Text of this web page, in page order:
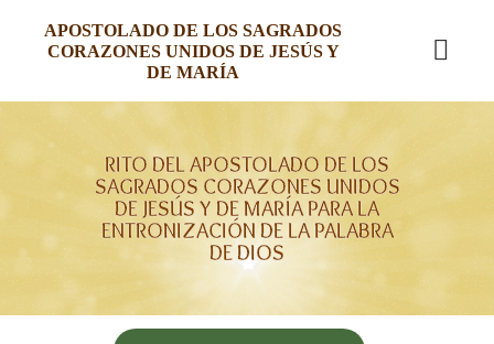
APOSTOLADO DE LOS SAGRADOS
CORAZONES UNIDOS DE JESÚS Y
DE MARÍA
RITO DEL APOSTOLADO DE LOS
SAGRADOS CORAZONES UNIDOS
DE JESÚS Y DE MARÍA PARA LA
ENTRONIZACIÓN DE LA PALABRA
DE DIOS